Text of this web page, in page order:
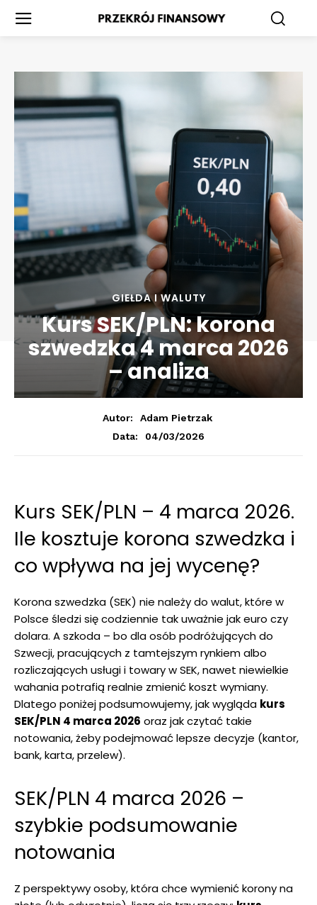
GIEŁDA I WALUTY
Kurs SEK/PLN: korona
szwedzka 4 marca 2026
– analiza
Autor:
Adam Pietrzak
Data:
04/03/2026
Kurs SEK/PLN – 4 marca 2026.
Ile kosztuje korona szwedzka i
co wpływa na jej wycenę?
Korona szwedzka (SEK) nie należy do walut, które w
Polsce śledzi się codziennie tak uważnie jak euro czy
dolara. A szkoda – bo dla osób podróżujących do
Szwecji, pracujących z tamtejszym rynkiem albo
rozliczających usługi i towary w SEK, nawet niewielkie
wahania potrafią realnie zmienić koszt wymiany.
Dlatego poniżej podsumowujemy, jak wygląda kurs
SEK/PLN 4 marca 2026 oraz jak czytać takie
notowania, żeby podejmować lepsze decyzje (kantor,
bank, karta, przelew).
SEK/PLN 4 marca 2026 –
szybkie podsumowanie
notowania
Z perspektywy osoby, która chce wymienić korony na